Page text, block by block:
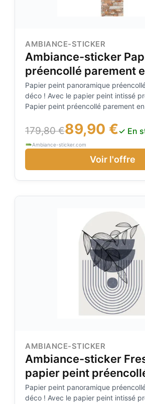
AMBIANCE-STICKER
Ambiance-sticker
préencollé parement
rouge H300 x L60 cm
Papier peint panoramique
déco ! Avec le papier peint intissé
Papier peint préencollé parement
l'intérieur de votre appartement ou
guise ! Application rapide à l'eau,
bu
179,80 €89,90 €✓ En
Ambiance-sticker.com
Voir l'offre
AMBIANCE-STICKER
Ambiance-sticker
papier peint
l'instant figé
Papier peint panoramique
déco ! Avec le papier peint intissé